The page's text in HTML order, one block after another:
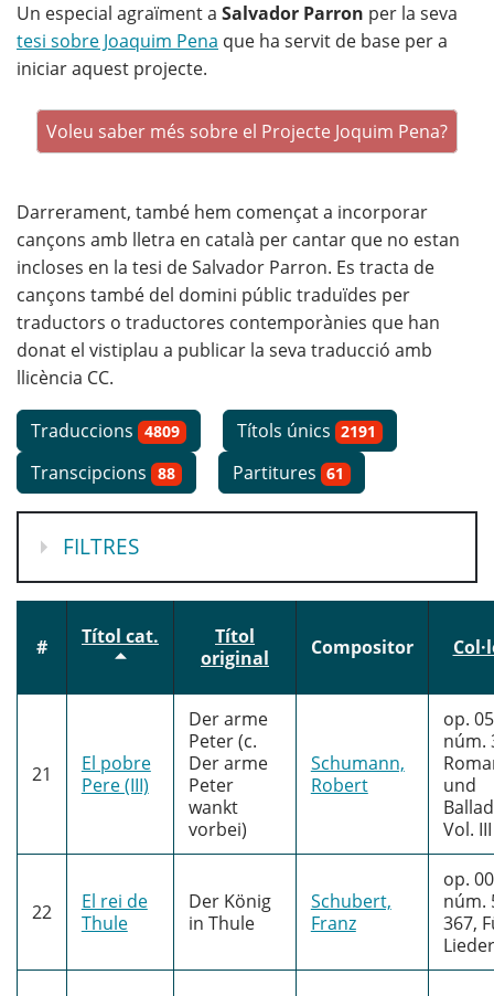
Un especial agraïment a Salvador Parron per la seva
tesi sobre Joaquim Pena que ha servit de base per a
iniciar aquest projecte.
Voleu saber més sobre el Projecte Joquim Pena?
Darrerament, també hem començat a incorporar
cançons amb lletra en català per cantar que no estan
incloses en la tesi de Salvador Parron. Es tracta de
cançons també del domini públic traduïdes per
traductors o traductores contemporànies que han
donat el vistiplau a publicar la seva traducció amb
llicència CC.
Traduccions 4809 Títols únics 2191
Transcipcions 88 Partitures 61
MOSTRA
FILTRES
# Títol cat.
Títol
original
Compositor
21
El pobre
Pere (III)
Der arme
Peter (c.
Der arme
Peter
wankt
vorbei)
Schumann,
Robert
op.
núm.
und
Vol. III
22
El rei de
Thule
Der König
in Thule
Schubert,
Franz
op.
núm.
367,
Lieder